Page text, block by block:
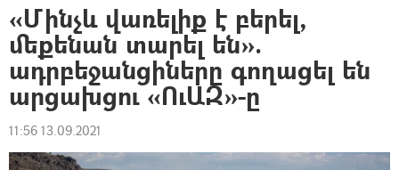
«Մինչև վառելիք է բերել,
մեքենան տարել են».
ադրբեջանցիները գողացել են
արցախցու «ՈւԱԶ»-ը
11:56 13.09.2021